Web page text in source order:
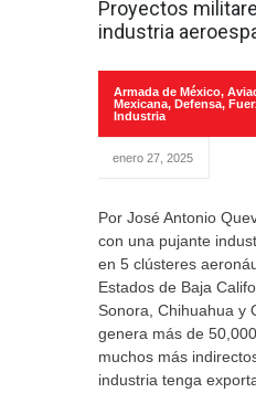
Proyectos
industria
Armada de México,
Mexicana, Defensa,
Industria
enero 27, 2025
Por José Antonio
con una pujante
en 5 clústeres
Estados de Baja
Sonora, Chihuahua y
genera más de
muchos más
industria tenga